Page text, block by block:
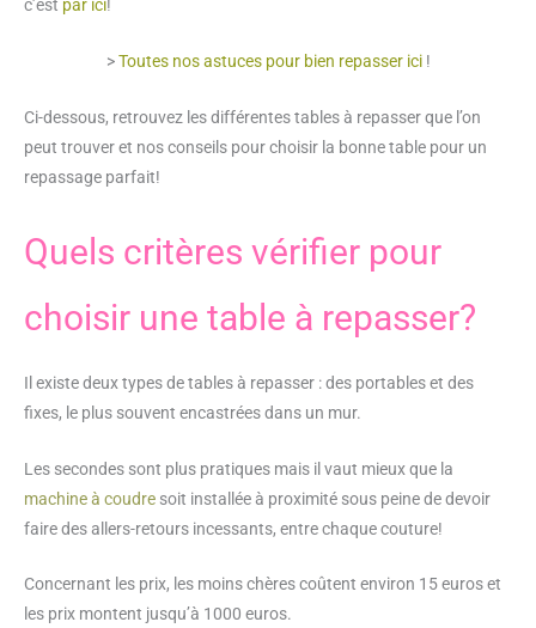
c’est par ici!
>Toutes nos astuces pour bien repasser ici!
Ci-dessous, retrouvez les différentes tables à repasser que l’on
peut trouver et nos conseils pour choisir la bonne table pour un
repassage parfait!
Quels critères vérifier pour
choisir une table à repasser?
Il existe deux types de tables à repasser : des portables et des
fixes, le plus souvent encastrées dans un mur.
Les secondes sont plus pratiques mais il vaut mieux que la
machine à coudre soit installée à proximité sous peine de devoir
faire des allers-retours incessants, entre chaque couture!
Concernant les prix, les moins chères coûtent environ 15 euros et
les prix montent jusqu’à 1000 euros.